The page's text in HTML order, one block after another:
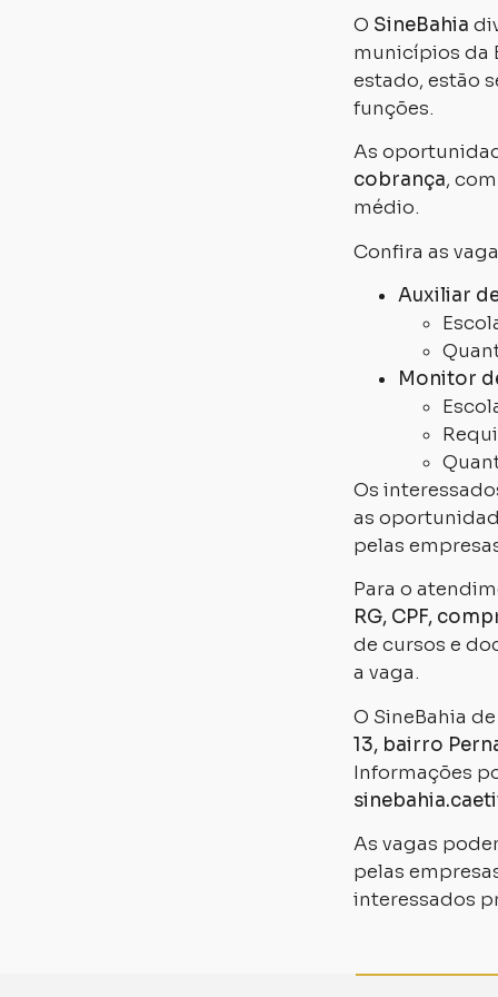
O SineBahia
municípios da
estado, estão
funções.
As
cobrança,
médio.
Confira as
Auxiliar
Monitor
Os
as
pelas
Para o
RG, CPF,
de cursos e
a vaga.
O SineBahia
13, bairro
Informações
As vagas
pelas
interessados